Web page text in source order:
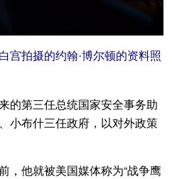
宫拍摄的约翰·博尔顿的资料照
第三任总统国家安全事务助
小布什三任政府，以对外政策
他就被美国媒体称为“战争鹰